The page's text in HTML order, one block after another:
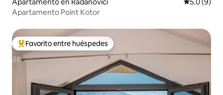
Apartamento Point Kotor
Favorito entre huéspedes preferido
Favorito entre huéspedes